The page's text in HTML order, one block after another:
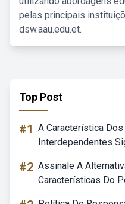
pelas principais
dsw.aau.edu.et.
Top Post
#1 A Característica
Interdependentes
#2 Assinale A
Características Do